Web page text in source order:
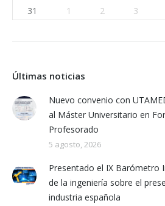
31
1 2 3
Últimas noticias
Nuevo convenio con
al Máster Universitario en
Profesorado
5 agosto, 2026
Presentado el IX Barómetro
de la ingeniería sobre el
industria española